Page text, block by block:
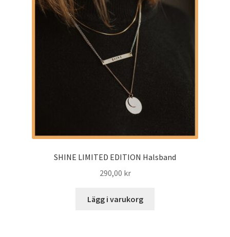
SHINE LIMITED EDITION Halsband
290,00 kr
Lägg i varukorg